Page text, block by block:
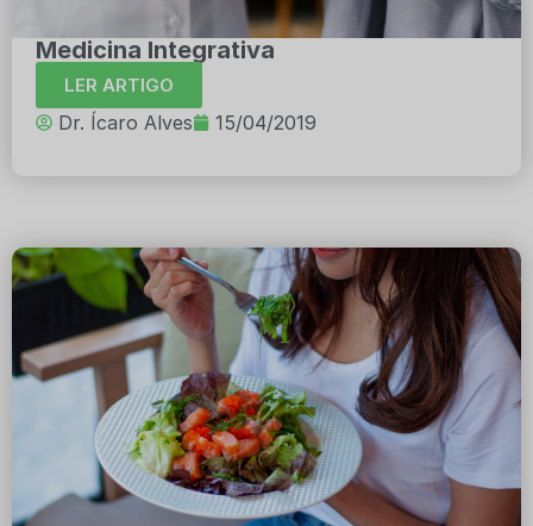
Medicina Integrativa
LER ARTIGO
Dr. Ícaro Alves 15/04/2019